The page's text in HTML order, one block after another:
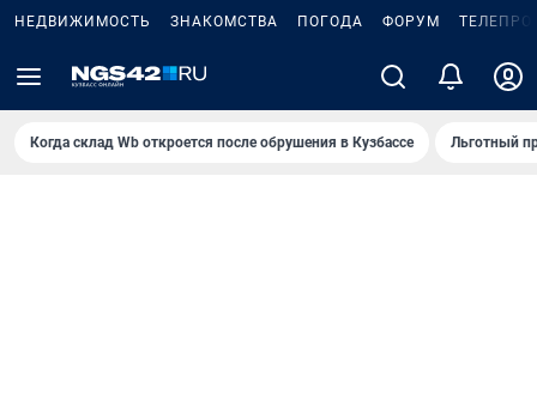
НЕДВИЖИМОСТЬ ЗНАКОМСТВА ПОГОДА ФОРУМ
Когда склад Wb откроется после обрушения в Кузбассе Льготный